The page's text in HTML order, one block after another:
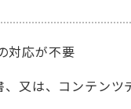
対応が不要
又は、コンテンツ